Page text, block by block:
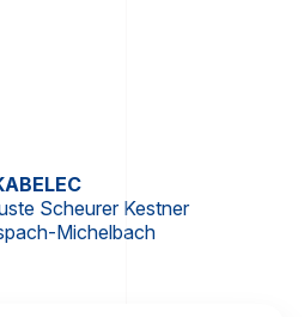
Scheurer Kestner
Michelbach